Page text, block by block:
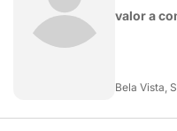
valor a
Bela Vista,